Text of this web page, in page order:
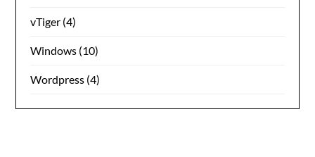
vTiger (4)
Windows (10)
Wordpress (4)